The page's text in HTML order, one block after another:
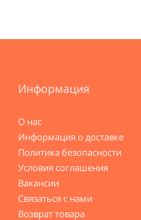
Информация
О нас
Информация о доставке
Политика безопасности
Условия соглашения
Вакансии
Связаться с нами
Возврат товара